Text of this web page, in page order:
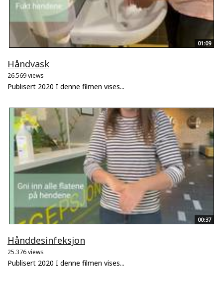
01:09
Håndvask
26.569 views
Publisert 2020 I denne filmen vises...
00:37
Hånddesinfeksjon
25.376 views
Publisert 2020 I denne filmen vises...